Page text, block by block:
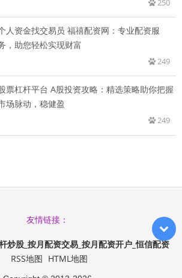
250
人资金找交易员 福禧配资网：专业配资服
，助您轻松实现财富
249
票杠杆平台 A股投资攻略：精选策略助你把握
场脉动，稳健盈
249
友情链接：
炒股_按月配资交易_按月配资开户_恒信配资
RSS地图 HTML地图